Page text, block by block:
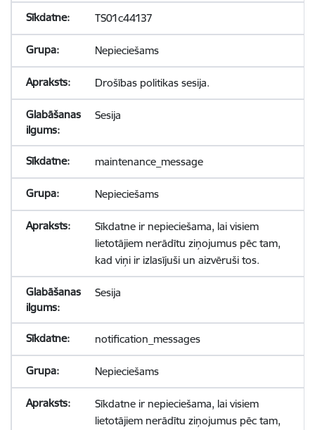
TS01c44137
Nepieciešams
Drošības politikas sesija.
Sesija
maintenance_message
Nepieciešams
Sīkdatne ir nepieciešama, lai visiem
lietotājiem nerādītu ziņojumus pēc tam,
kad viņi ir izlasījuši un aizvēruši tos.
Sesija
notification_messages
Nepieciešams
Sīkdatne ir nepieciešama, lai visiem
lietotājiem nerādītu ziņojumus pēc tam,